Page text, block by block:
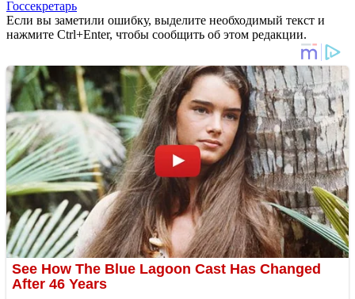
Госсекретарь
Если вы заметили ошибку, выделите необходимый текст и
нажмите Ctrl+Enter, чтобы сообщить об этом редакции.